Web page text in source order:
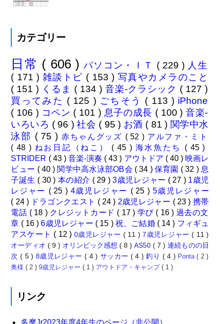
カテゴリー
日常 ( 606 )パソコン・ＩＴ ( 229 ) 人生
( 171 ) 雑談トピ ( 153 ) 写真やカメラのこと
( 151 ) くるま ( 134 ) 音楽-クラシック ( 127 )
買ってみた ( 125 ) ごちそう ( 113 ) iPhone
( 106 ) コペン ( 101 ) 息子の成長 ( 100 )音楽-
いろいろ ( 96 )社会 ( 95 ) お酒 ( 81 ) 関学中水
泳部 ( 75 ) 赤ちゃんグッズ ( 52 ) アルファ・ミト
( 48 ) ねお日記（ねこ） ( 45 ) 海水魚たち ( 45 )
STRIDER ( 43 ) 音楽-演奏 ( 43 ) アウトドア ( 40 ) 映画レ
ビュー ( 40 ) 関学中高水泳部OB会 ( 34 ) 保育園 ( 32 ) 息
子誕生 ( 30 ) 本の紹介 ( 29 )3歳児レジャー ( 27 ) 1歳児
レジャー ( 25 ) 4歳児レジャー ( 25 ) 5歳児レジャー
( 24 ) ドラゴンクエスト ( 24 ) 2歳児レジャー ( 23 ) 携帯
電話 ( 18 ) クレジットカード ( 17 ) 学び ( 16 ) 過去の文
章 ( 16 )6歳児レジャー ( 15 ) 祝、ご結婚 ( 14 ) フィギュ
アスケート ( 12 ) 0歳児レジャー ( 11 )7歳児レジャー( 11 )
オーディオ ( 9 ) オリンピック感想( 8 )AS50( 7 )連続ものの目
次( 5 ) 8歳児レジャー( 4 ) サッカー ( 4 )釣り ( 4 ) Ponta( 2 )
奥様( 2 )9歳児レジャー( 1 ) アウトドア・キャンプ( 1 )
リンク
多摩Jr2023年度4年生のページ（非公開）